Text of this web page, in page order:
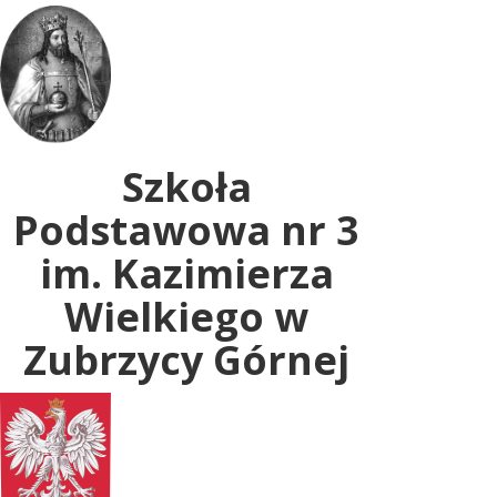
Uwaga:
ta
witryna
zawiera
system
dostępności.
Szkoła
Podstawowa nr 3
im. Kazimierza
Wielkiego w
Zubrzycy Górnej